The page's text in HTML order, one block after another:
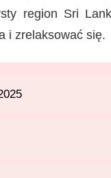
region Sri
i zrelaksować się.